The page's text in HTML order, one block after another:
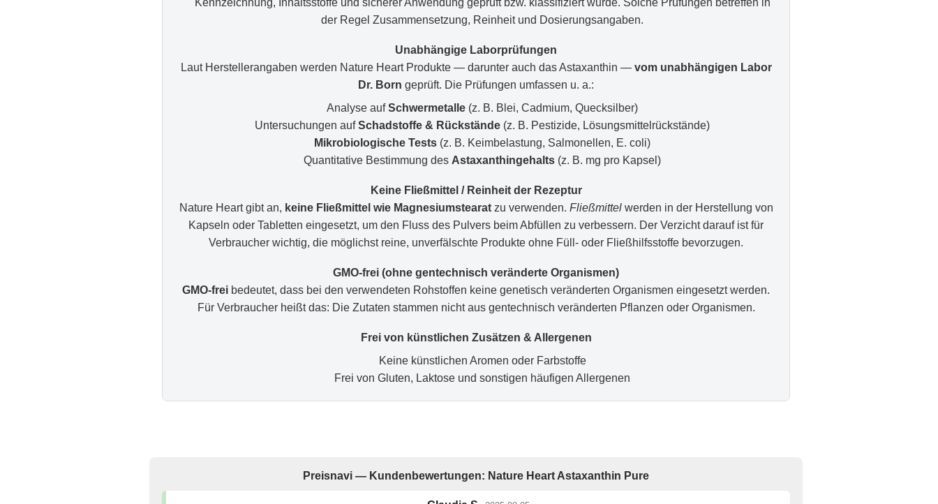
Kennzeichnung, Inhaltsstoffe und sicherer Anwendung geprüft bzw. klassifiziert wurde. Solche Prüfungen betreffen in
der Regel Zusammensetzung, Reinheit und Dosierungsangaben.
Unabhängige Laborprüfungen
Laut Herstellerangaben werden Nature Heart Produkte — darunter auch das Astaxanthin — vom unabhängigen Labor
Dr. Born geprüft. Die Prüfungen umfassen u. a.:
Analyse aufSchwermetalle (z. B. Blei, Cadmium, Quecksilber)
Untersuchungen aufSchadstoffe & Rückstände (z. B. Pestizide, Lösungsmittelrückstände)
Mikrobiologische Tests (z. B. Keimbelastung, Salmonellen, E. coli)
Quantitative Bestimmung des Astaxanthingehalts (z. B. mg pro Kapsel)
Keine Fließmittel / Reinheit der Rezeptur
Nature Heart gibt an, keine Fließmittel wie Magnesiumstearatzu verwenden. Fließmittelwerden in der Herstellung von
Kapseln oder Tabletten eingesetzt, um den Fluss des Pulvers beim Abfüllen zu verbessern. Der Verzicht darauf ist für
Verbraucher wichtig, die möglichst reine, unverfälschte Produkte ohne Füll- oder Fließhilfsstoffe bevorzugen.
GMO-frei (ohne gentechnisch veränderte Organismen)
GMO-frei bedeutet, dass bei den verwendeten Rohstoffen keine genetisch veränderten Organismen eingesetzt werden.
Für Verbraucher heißt das: Die Zutaten stammen nicht aus gentechnisch veränderten Pflanzen oder Organismen.
Frei von künstlichen Zusätzen & Allergenen
Keine künstlichen Aromen oder Farbstoffe
Frei von Gluten, Laktose und sonstigen häufigen Allergenen
Preisnavi — Kundenbewertungen: Nature Heart Astaxanthin Pure